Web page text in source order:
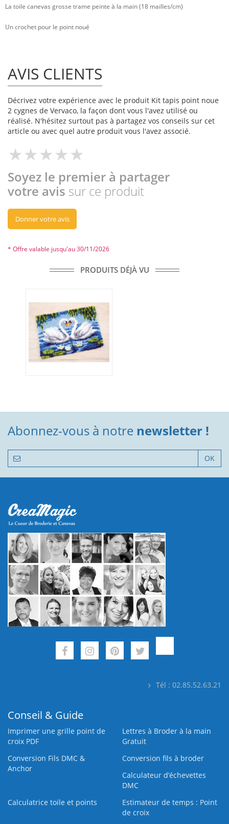
La toile canevas grosse trame peinte à la main (18 mailles/cm)
Un crochet pour le point noué
AVIS CLIENTS
Décrivez votre expérience avec le produit Kit tapis point noue
2 cygnes de Vervaco, la façon dont vous l'avez utilisé ou
réalisé. N'hésitez surtout pas à partagez vos conseils sur cet
article ou avec quel autre produit vous l'avez associé.
Soyez le premier à partager
votre avis sur ce produit
Donner votre avis
* Offre valable jusqu'au 30/11/2026
PRODUITS DÉJÀ VU
Abonnez-vous à notre newsletter !
OK
Tél : 02.85.52.63.21
Conseil & Guide
Imprimer une grille point de
croix PDF
Lettres à Broder à la main
Gratuit
Conversion Fils DMC &
Anchor
Conversion fils à broder
Calculateur d’échevettes
DMC
Calculatrice toile et points
Estimateur de temps : Point
de croix